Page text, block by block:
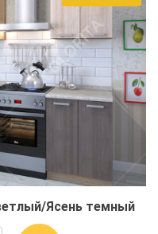
Ясень темный